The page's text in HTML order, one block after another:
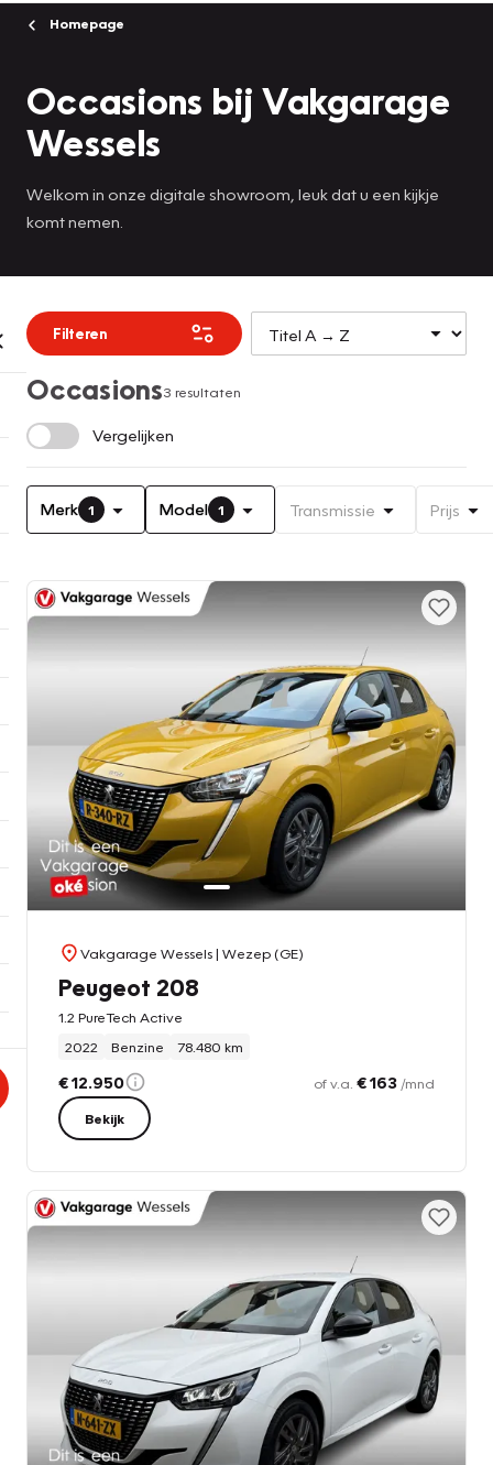
Homepage
Occasions bij Vakgarage
Wessels
Welkom in onze digitale showroom, leuk dat u een kijkje
komt nemen.
Filteren
Occasions3 resultaten
Vergelijken
Merk 1 Model 1 Transmissie Prijs
Vakgarage Wessels| Wezep (GE)
Peugeot 208
1.2 PureTech Active
2022
Benzine 78.480 km
€ 12.950 of v.a. € 163 /mnd
Bekijk